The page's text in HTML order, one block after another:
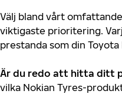
Välj bland vårt
viktigaste prioritering.
prestanda som din Toyota
Är du redo att hitta ditt
vilka Nokian Tyres-